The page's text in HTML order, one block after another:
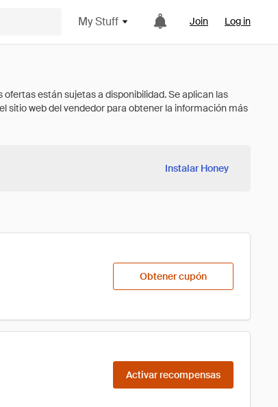
My Stuff Join Log in
Instalar Honey
Obtener cupón
Activar recompensas